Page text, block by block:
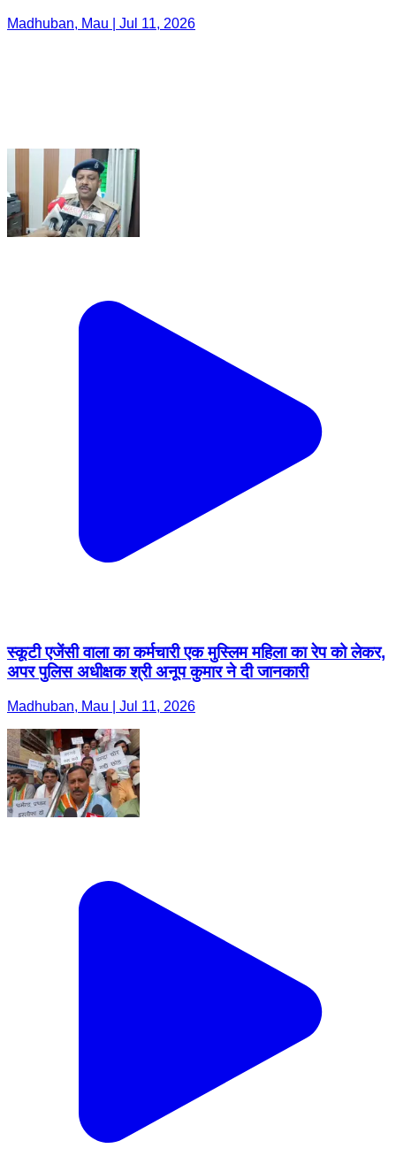
Madhuban, Mau | Jul 11, 2026
स्कूटी एजेंसी वाला का कर्मचारी एक मुस्लिम महिला का रेप को लेकर,
शीर्षक: प्रभु श्रीराम मंदिर में वित्तीय अनियमितताओं के खिलाफ मऊ
में कांग्रेस का हल्लाबोल, आजमगढ़ मोड़ से रोडवेज तक निकाली